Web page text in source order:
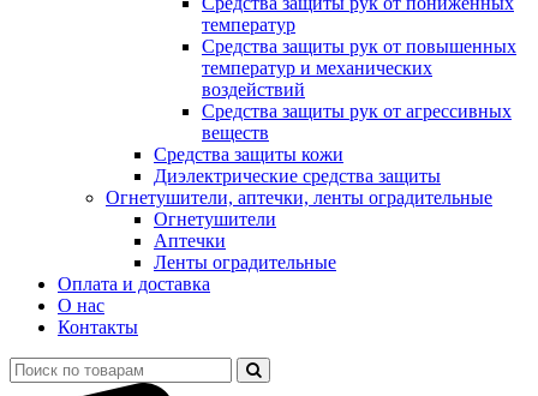
температур
Средства защиты рук от повышенных
температур и механических
воздействий
Средства защиты рук от агрессивных
веществ
Средства защиты кожи
Диэлектрические средства защиты
Огнетушители, аптечки, ленты оградительные
Огнетушители
Аптечки
Ленты оградительные
Оплата и доставка
О нас
Контакты